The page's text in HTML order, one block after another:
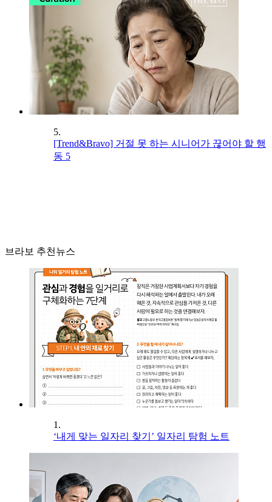
5.
[Trend&Bravo] 거절 못 하는 시니어가 끊어야 할 행
동 5
브라보 추천뉴스
1.
‘내게 맞는 일자리 찾기’ 일자리 탐험 노트